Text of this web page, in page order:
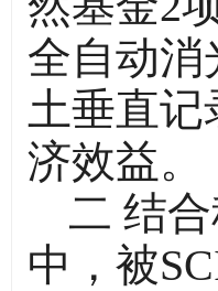
全自动消
土垂直记
济效益。
二 结
中，被